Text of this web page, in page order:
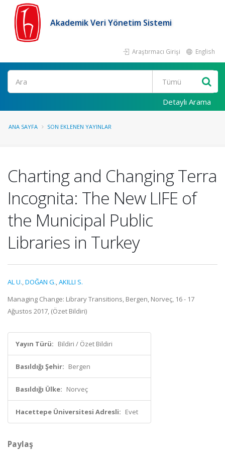
Akademik Veri Yönetim Sistemi
Araştırmacı Girişi English
Ara
Detaylı Arama
ANA SAYFA SON EKLENEN YAYINLAR
Charting and Changing Terra
Incognita: The New LIFE of
the Municipal Public
Libraries in Turkey
AL U.,DOĞAN G.,AKILLI S.
Managing Change: Library Transitions, Bergen, Norveç, 16 - 17
Ağustos 2017, (Özet Bildiri)
Yayın Türü: Bildiri / Özet Bildiri
Basıldığı Şehir: Bergen
Basıldığı Ülke: Norveç
Hacettepe Üniversitesi Adresli: Evet
Paylaş